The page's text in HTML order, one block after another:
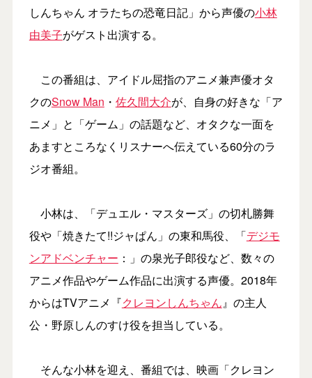
しんちゃん オラたちの恐竜日記」から声優の小林
由美子がゲスト出演する。
この番組は、アイドル屈指のアニメ兼声優オタ
クのSnow Man ・ 佐久間大介が、自身の好きな「ア
ニメ」と「ゲーム」の話題など、オタクな一面を
あますところなくリスナーへ伝えている60分のラ
ジオ番組。
小林は、「デュエル・マスターズ」の切札勝舞
役や「焼きたて!!ジャぱん」の東和馬役、「デジモ
ンアドベンチャー ：」の泉光子郎役など、数々の
アニメ作品やゲーム作品に出演する声優。2018年
からはTVアニメ『クレヨンしんちゃん』の主人
公・野原しんのすけ役を担当している。
そんな小林を迎え、番組では、映画「クレヨン